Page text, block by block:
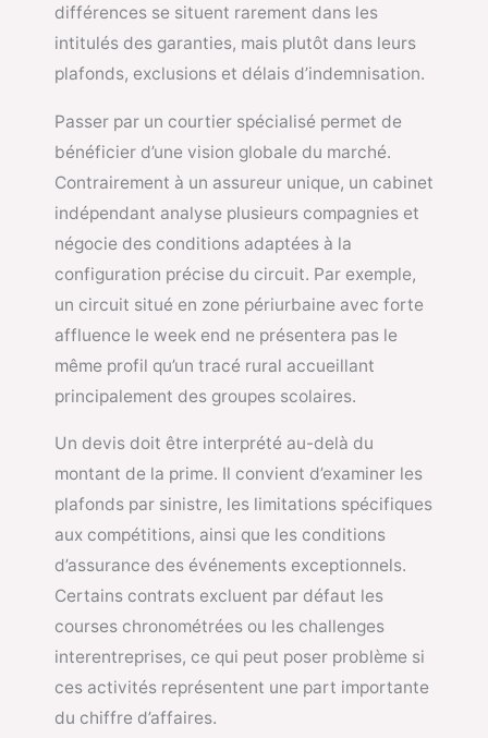
différences se situent rarement dans les
intitulés des garanties, mais plutôt dans leurs
plafonds, exclusions et délais d’indemnisation.
Passer par un courtier spécialisé permet de
bénéficier d’une vision globale du marché.
Contrairement à un assureur unique, un cabinet
indépendant analyse plusieurs compagnies et
négocie des conditions adaptées à la
configuration précise du circuit. Par exemple,
un circuit situé en zone périurbaine avec forte
affluence le week end ne présentera pas le
même profil qu’un tracé rural accueillant
principalement des groupes scolaires.
Un devis doit être interprété au-delà du
montant de la prime. Il convient d’examiner les
plafonds par sinistre, les limitations spécifiques
aux compétitions, ainsi que les conditions
d’assurance des événements exceptionnels.
Certains contrats excluent par défaut les
courses chronométrées ou les challenges
interentreprises, ce qui peut poser problème si
ces activités représentent une part importante
du chiffre d’affaires.